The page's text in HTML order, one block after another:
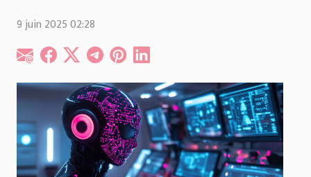
9 juin 2025 02:28